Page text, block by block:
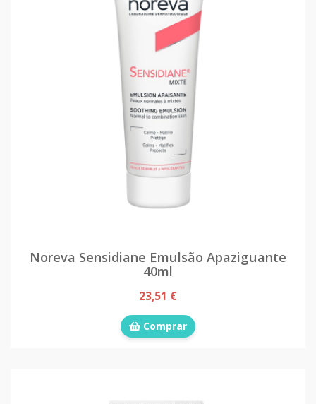
Noreva Sensidiane Emulsão Apaziguante
40ml
23,51 €
Comprar